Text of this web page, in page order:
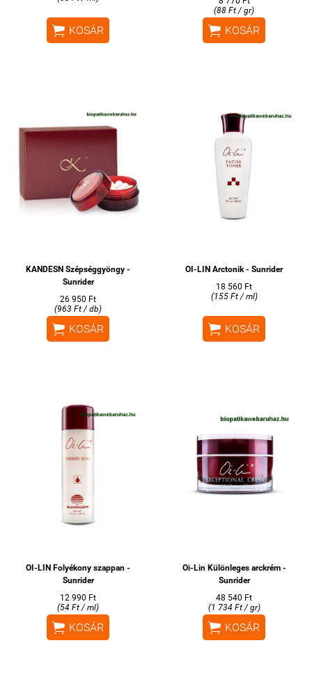
 KOSÁR
(88 Ft / gr)
 KOSÁR
KANDESN Szépséggyöngy -
Sunrider
26 950 Ft
(963 Ft / db)
 KOSÁR
OI-LIN Arctonik - Sunrider
18 560 Ft
(155 Ft / ml)
 KOSÁR
OI-LIN Folyékony szappan -
Sunrider
12 990 Ft
(54 Ft / ml)
 KOSÁR
Oi-Lin Különleges arckrém -
Sunrider
48 540 Ft
(1 734 Ft / gr)
 KOSÁR